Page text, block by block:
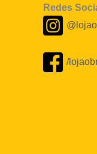
Redes
/